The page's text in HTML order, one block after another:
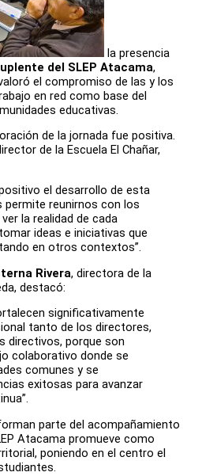
la presencia
del SLEP Atacama,
el compromiso de las y los
en red como base del
educativas.
de la jornada fue positiva.
de la Escuela El Chañar,
el desarrollo de esta
permite reunirnos con los
la realidad de cada
ideas e iniciativas que
en otros contextos”.
Rivera, directora de la
destacó:
significativamente
tanto de los directores,
directivos, porque son
colaborativo donde se
comunes y se
exitosas para avanzar
parte del acompañamiento
Atacama promueve como
poniendo en el centro el